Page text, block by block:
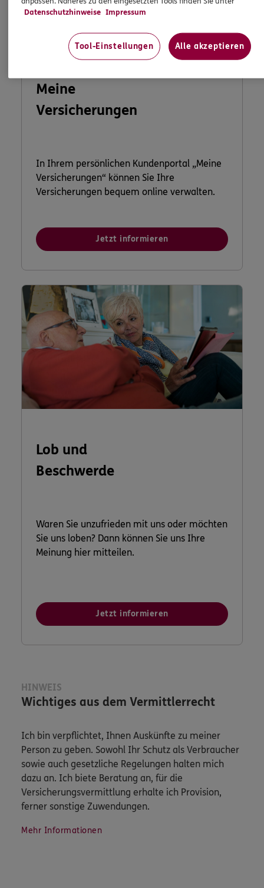
Meine
Versicherungen
In Ihrem persönlichen Kundenportal „Meine
Versicherungen“ können Sie Ihre
Versicherungen bequem online verwalten.
Jetzt informieren
Lob und
Beschwerde
Waren Sie unzufrieden mit uns oder möchten
Sie uns loben? Dann können Sie uns Ihre
Meinung hier mitteilen.
Jetzt informieren
HINWEIS
Wichtiges aus dem Vermittlerrecht
Ich bin verpflichtet, Ihnen Auskünfte zu meiner
Person zu geben. Sowohl Ihr Schutz als Verbraucher
sowie auch gesetzliche Regelungen halten mich
dazu an. Ich biete Beratung an, für die
Versicherungsvermittlung erhalte ich Provision,
ferner sonstige Zuwendungen.
Mehr Informationen
Datenschutzhinweise Impressum
Tool-Einstellungen Alle akzeptieren